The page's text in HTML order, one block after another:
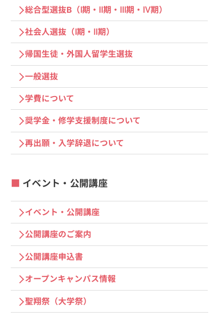
総合型選抜B（Ⅰ期・Ⅱ期・Ⅲ期・Ⅳ期）
社会人選抜（Ⅰ期・Ⅱ期）
帰国生徒・外国人留学生選抜
一般選抜
学費について
奨学⾦・修学⽀援制度について
再出願・⼊学辞退について
イベント・公開講座
イベント・公開講座
公開講座のご案内
公開講座申込書
オープンキャンパス情報
聖翔祭（⼤学祭）